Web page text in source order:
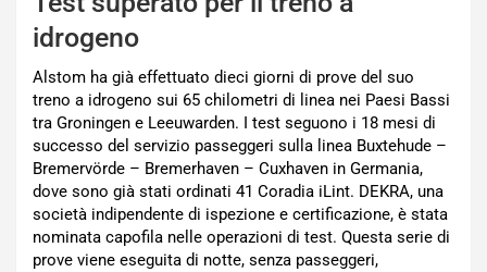
idrogeno
Alstom ha già effettuato dieci giorni di prove del suo
treno a idrogeno sui 65 chilometri di linea nei Paesi Bassi
tra Groningen e Leeuwarden. I test seguono i 18 mesi di
successo del servizio passeggeri sulla linea Buxtehude –
Bremervörde – Bremerhaven – Cuxhaven in Germania,
dove sono già stati ordinati 41 Coradia iLint. DEKRA, una
società indipendente di ispezione e certificazione, è stata
nominata capofila nelle operazioni di test. Questa serie di
prove viene eseguita di notte, senza passeggeri,